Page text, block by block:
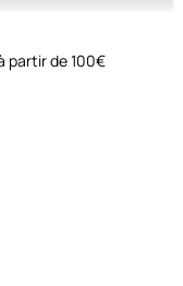
partir de 100€